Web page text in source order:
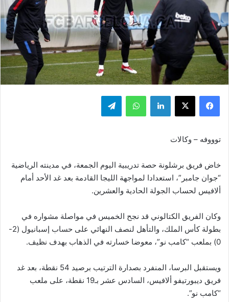
فيسبوك ‫X لينكدإن واتساب تيلقرام
توووفه – وكالات
خاض فريق برشلونة حصة تدريبية اليوم الجمعة، في مدينته الرياضية
“جوان جامبر”، استعدادا لمواجهة الليجا القادمة بعد غد الأحد أمام
ألافيس لحساب الجولة الحادية والعشرين.
وكان الفريق الكتالوني قد نجح الخميس في مواصلة مشواره في
بطولة كأس الملك، والتأهل لنصف النهائي على حساب إسبانيول (2-
0) بملعب “كامب نو”، معوضا خسارته في الذهاب بهدف نظيف.
ويستقبل البرسا، المنفرد بصدارة الترتيب برصيد 54 نقطة، بعد غد
فريق ديبورتيفو ألافيس، السادس عشر بـ19 نقطة، على ملعب
“كامب نو”.